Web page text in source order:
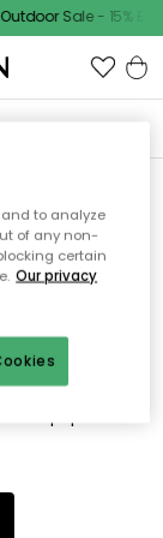
Outdoor Sale - 15%
du
eller att den har
ovan kan du
populära
to analyze
of any non-
certain
Our privacy